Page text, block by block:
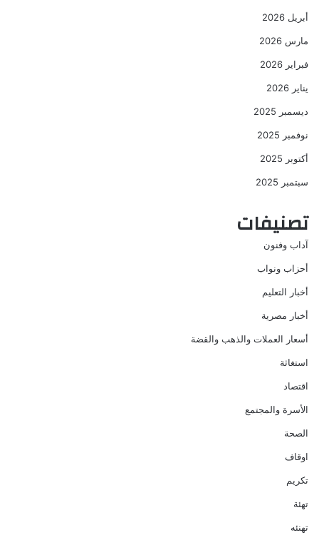
أبريل 2026
مارس 2026
فبراير 2026
يناير 2026
ديسمبر 2025
نوفمبر 2025
أكتوبر 2025
سبتمبر 2025
تصنيفات
آداب وفنون
أحزاب ونواب
أخبار التعليم
أخبار مصرية
أسعار العملات والذهب والقضة
استغاثة
اقتصاد
الأسرة والمجتمع
الصحة
اوقاف
تكريم
تهئة
تهنئه